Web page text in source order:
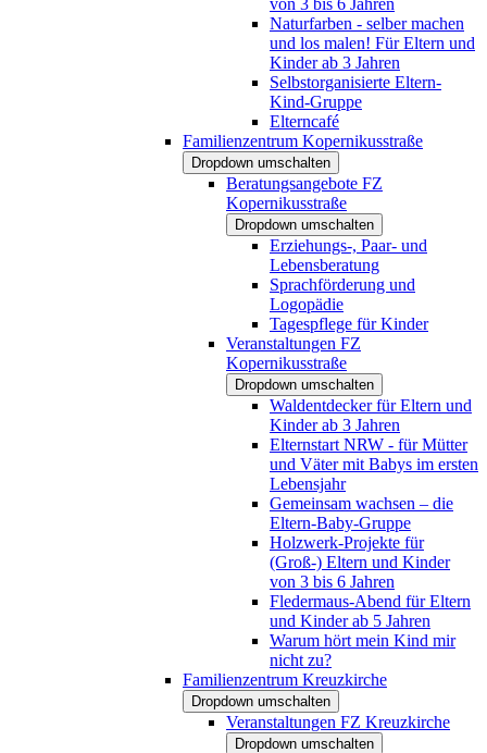
Naturfarben - selber machen
und los malen! Für Eltern und
Kinder ab 3 Jahren
Selbstorganisierte Eltern-
Kind-Gruppe
Elterncafé
Familienzentrum Kopernikusstraße
Dropdown umschalten
Beratungsangebote FZ
Kopernikusstraße
Dropdown umschalten
Erziehungs-, Paar- und
Lebensberatung
Sprachförderung und
Logopädie
Tagespflege für Kinder
Veranstaltungen FZ
Kopernikusstraße
Dropdown umschalten
Waldentdecker für Eltern und
Kinder ab 3 Jahren
Elternstart NRW - für Mütter
und Väter mit Babys im ersten
Lebensjahr
Gemeinsam wachsen – die
Eltern-Baby-Gruppe
Holzwerk-Projekte für
(Groß-) Eltern und Kinder
von 3 bis 6 Jahren
Fledermaus-Abend für Eltern
und Kinder ab 5 Jahren
Warum hört mein Kind mir
nicht zu?
Familienzentrum Kreuzkirche
Dropdown umschalten
Veranstaltungen FZ Kreuzkirche
Dropdown umschalten